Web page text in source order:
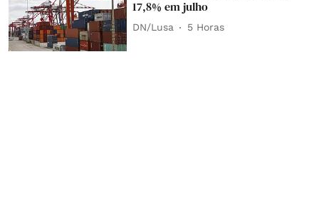
17,8% em julho
DN/Lusa 5 Horas